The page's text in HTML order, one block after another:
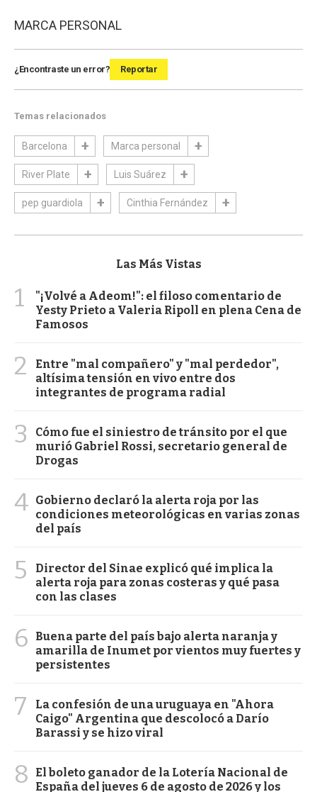
MARCA PERSONAL
¿Encontraste un error? Reportar
Temas relacionados
Barcelona Marca personal
River Plate Luis Suárez
pep guardiola Cinthia Fernández
Las Más Vistas
1
"¡Volvé a Adeom!": el filoso comentario de
Yesty Prieto a Valeria Ripoll en plena Cena de
Famosos
2
Entre "mal compañero" y "mal perdedor",
altísima tensión en vivo entre dos
integrantes de programa radial
3
Cómo fue el siniestro de tránsito por el que
murió Gabriel Rossi, secretario general de
Drogas
4 Gobierno declaró la alerta roja por las
condiciones meteorológicas en varias zonas
del país
5
Director del Sinae explicó qué implica la
alerta roja para zonas costeras y qué pasa
con las clases
6
Buena parte del país bajo alerta naranja y
amarilla de Inumet por vientos muy fuertes y
persistentes
7
La confesión de una uruguaya en "Ahora
Caigo" Argentina que descolocó a Darío
Barassi y se hizo viral
8
El boleto ganador de la Lotería Nacional de
España del jueves 6 de agosto de 2026 y los